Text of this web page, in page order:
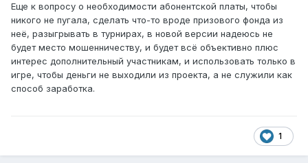
Еще к вопросу о необходимости абонентской платы, чтобы
никого не пугала, сделать что-то вроде призового фонда из
неё, разыгрывать в турнирах, в новой версии надеюсь не
будет место мошенничеству, и будет всё объективно плюс
интерес дополнительный участникам, и использовать только в
игре, чтобы деньги не выходили из проекта, а не служили как
способ заработка.
1